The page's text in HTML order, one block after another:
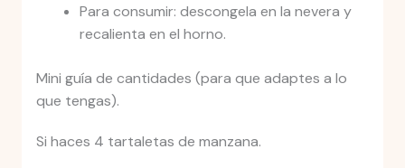
Para consumir: descongela en la nevera y
recalienta en el horno.
Mini guía de cantidades (para que adaptes a lo
que tengas).
Si haces 4 tartaletas de manzana.